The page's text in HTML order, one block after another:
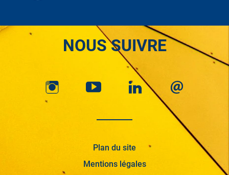
NOUS SUIVRE
Plan du site
Mentions légales